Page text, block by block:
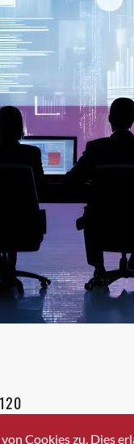
Cookies zu. Dies